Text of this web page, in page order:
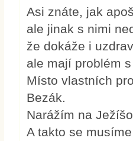
Asi znáte, jak
ale jinak s nimi
že dokáže i
ale mají problém
Místo vlastních
Bezák.
Narážím na
A takto se